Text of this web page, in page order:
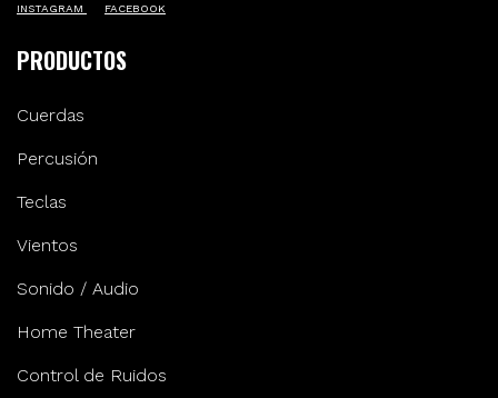
INSTAGRAM FACEBOOK
PRODUCTOS
Cuerdas
Percusión
Teclas
Vientos
Sonido / Audio
Home Theater
Control de Ruidos